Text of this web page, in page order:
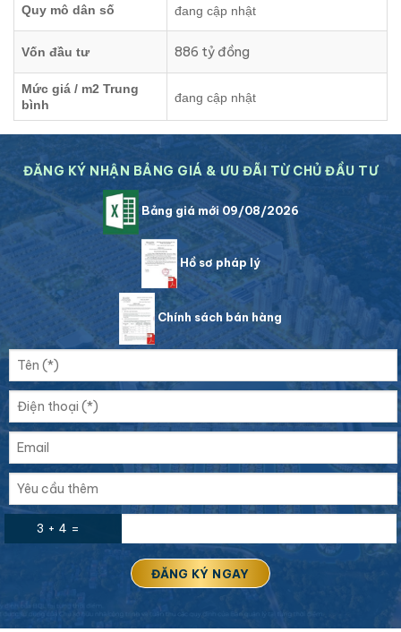
Quy mô dân số đang cập nhật
Vốn đầu tư 886 tỷ đồng
Mức giá / m2 Trung
bình
đang cập nhật
ĐĂNG KÝ NHẬN BẢNG GIÁ & ƯU ĐÃI TỪ CHỦ ĐẦU TƯ
Bảng giá mới 09/08/2026
Hồ sơ pháp lý
Chính sách bán hàng
3 + 4 =